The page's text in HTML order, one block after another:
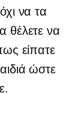
να τα
θέλετε να
είπατε
ώστε